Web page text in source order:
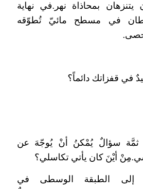
بمحاذاة نهر.في نهاية
في مسطح مائيّ تُطوّقه
في قفزاتك دائماً؟
ثمَّة سؤالٌ يُمْكنُ أنْ يُوجّهَ عن
أيْنَ كان يأتي تكاسلي؟
إلى الطبقة الوسطى في